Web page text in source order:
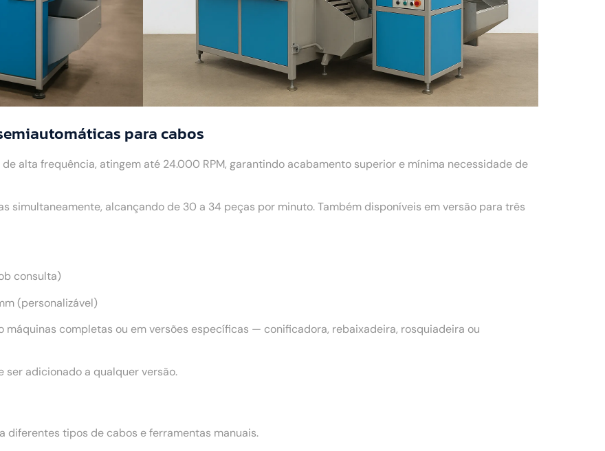
para cabos
alta frequência, atingem até 24.000 RPM, garantindo acabamento superior e mínima necessidade de
simultaneamente, alcançando de 30 a 34 peças por minuto. Também disponíveis em versão para três
consulta)
(personalizável)
máquinas completas ou em versões específicas — conificadora, rebaixadeira, rosquiadeira ou
ser adicionado a qualquer versão.
diferentes tipos de cabos e ferramentas manuais.